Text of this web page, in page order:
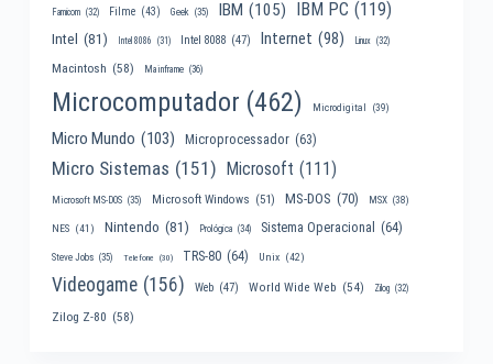
Famicom (32) Filme (43) Geek (35) IBM (105) IBM PC (119)
Intel (81) Intel 8086 (31) Intel 8088 (47) Internet (98) Linux (32)
Macintosh (58) Mainframe (36)
Microcomputador (462) Microdigital (39)
Micro Mundo (103) Microprocessador (63)
Micro Sistemas (151) Microsoft (111)
Microsoft MS-DOS (35) Microsoft Windows (51) MS-DOS (70) MSX (38)
NES (41) Nintendo (81) Prológica (34) Sistema Operacional (64)
Steve Jobs (35) Telefone (30) TRS-80 (64) Unix (42)
Videogame (156) Web (47) World Wide Web (54) Zilog (32)
Zilog Z-80 (58)